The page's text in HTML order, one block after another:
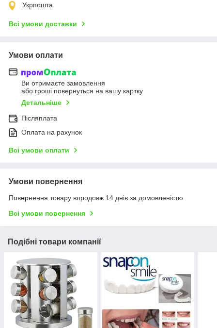
Укрпошта
Всі умови доставки
Умови оплати
Ви отримаєте замовлення
або гроші повернуться на вашу картку
Детальніше
Післяплата
Оплата на рахунок
Всі умови оплати
Умови повернення
Повернення товару впродовж 14 днів за домовленістю
Всі умови повернення
Подібні товари компанії